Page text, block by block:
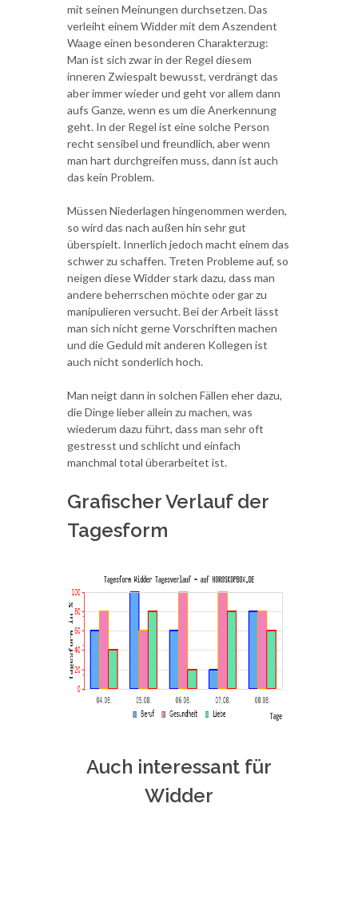
mit seinen Meinungen durchsetzen. Das
verleiht einem Widder mit dem Aszendent
Waage einen besonderen Charakterzug:
Man ist sich zwar in der Regel diesem
inneren Zwiespalt bewusst, verdrängt das
aber immer wieder und geht vor allem dann
aufs Ganze, wenn es um die Anerkennung
geht. In der Regel ist eine solche Person
recht sensibel und freundlich, aber wenn
man hart durchgreifen muss, dann ist auch
das kein Problem.
Müssen Niederlagen hingenommen werden,
so wird das nach außen hin sehr gut
überspielt. Innerlich jedoch macht einem das
schwer zu schaffen. Treten Probleme auf, so
neigen diese Widder stark dazu, dass man
andere beherrschen möchte oder gar zu
manipulieren versucht. Bei der Arbeit lässt
man sich nicht gerne Vorschriften machen
und die Geduld mit anderen Kollegen ist
auch nicht sonderlich hoch.
Man neigt dann in solchen Fällen eher dazu,
die Dinge lieber allein zu machen, was
wiederum dazu führt, dass man sehr oft
gestresst und schlicht und einfach
manchmal total überarbeitet ist.
Grafischer Verlauf der
Tagesform
Auch interessant für
Widder